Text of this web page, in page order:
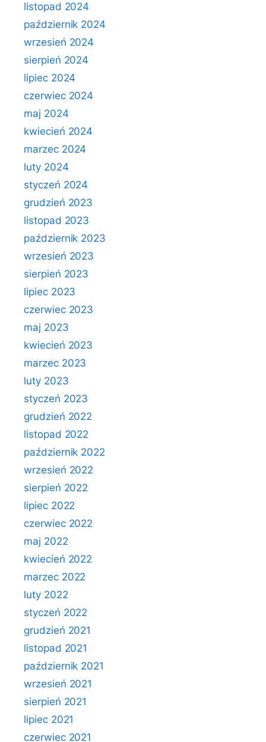
listopad 2024
październik 2024
wrzesień 2024
sierpień 2024
lipiec 2024
czerwiec 2024
maj 2024
kwiecień 2024
marzec 2024
luty 2024
styczeń 2024
grudzień 2023
listopad 2023
październik 2023
wrzesień 2023
sierpień 2023
lipiec 2023
czerwiec 2023
maj 2023
kwiecień 2023
marzec 2023
luty 2023
styczeń 2023
grudzień 2022
listopad 2022
październik 2022
wrzesień 2022
sierpień 2022
lipiec 2022
czerwiec 2022
maj 2022
kwiecień 2022
marzec 2022
luty 2022
styczeń 2022
grudzień 2021
listopad 2021
październik 2021
wrzesień 2021
sierpień 2021
lipiec 2021
czerwiec 2021